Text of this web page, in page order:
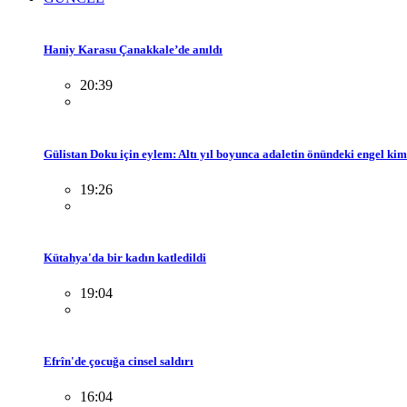
Haniy Karasu Çanakkale’de anıldı
20:39
Gülistan Doku için eylem: Altı yıl boyunca adaletin önündeki engel
19:26
Kütahya'da bir kadın katledildi
19:04
Efrîn'de çocuğa cinsel saldırı
16:04